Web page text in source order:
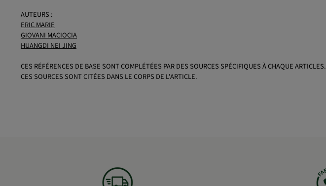
AUTEURS :
ERIC MARIE
GIOVANI MACIOCIA
HUANGDI NEI JING
CES RÉFÉRENCES DE BASE SONT COMPLÉTÉES PAR DES SOURCES SPÉCIFIQUES À CHAQUE ARTICLES.
CES SOURCES SONT CITÉES DANS LE CORPS DE L'ARTICLE.